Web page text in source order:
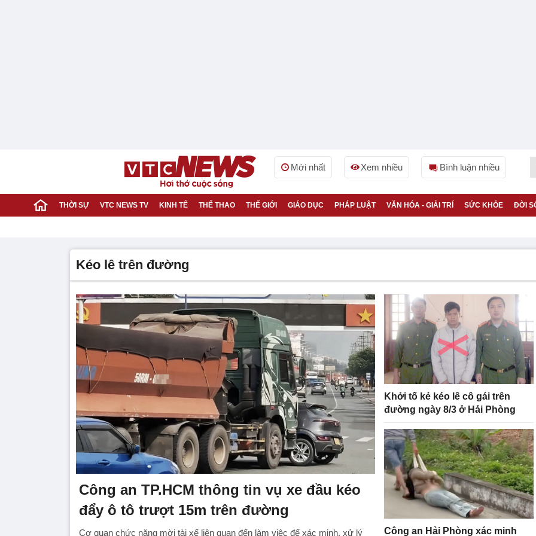
Mới nhất Xem nhiều Bình luận nhiều
THỜI SỰ VTC NEWS TV KINH TẾ THỂ THAO THẾ GIỚI GIÁO DỤC PHÁP LUẬT VĂN HÓA - GIẢI TRÍ SỨC KHỎE ĐỜI
kéo lê trên đường
Công an TP.HCM thông tin vụ xe đầu kéo
đẩy ô tô trượt 15m trên đường
Cơ quan chức năng mời tài xế liên quan đến làm việc để xác minh, xử lý
Khởi tố kẻ kéo lê cô gái trên
đường ngày 8/3 ở Hải Phòng
Công an Hải Phòng xác minh